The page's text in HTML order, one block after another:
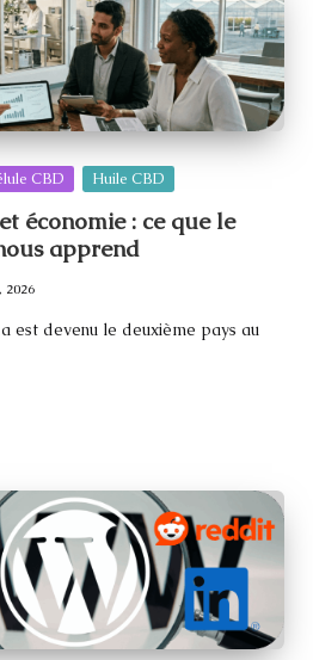
CBD Huile CBD
économie : ce que le
apprend
2026
est devenu le deuxième pays au